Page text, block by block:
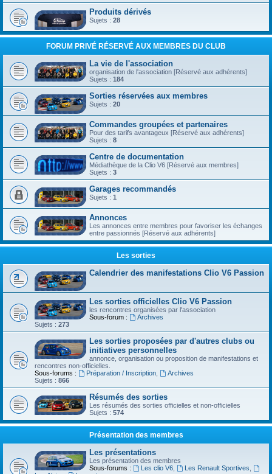
Produits dérivés
Sujets : 28
FORUM PRIVÉ RÉSERVÉ AUX MEMBRES DU CLUB
La vie de l'association
organisation de l'association [Réservé aux adhérents]
Sujets : 184
Sorties réservées aux membres
Sujets : 20
Commandes groupées et partenaires
Pour des tarifs avantageux [Réservé aux adhérents]
Sujets : 8
Centre de documentation
Médiathèque de la Clio V6 [Réservé aux membres]
Sujets : 3
Garages recommandés
Sujets : 1
Annonces
Les annonces entre membres pour favoriser les échanges
entre passionnés [Réservé aux adhérents]
Les sorties
Calendrier des manifestations Clio V6 Passion
Les sorties officielles Clio V6 Passion
les rencontres organisées par l'association
Sous-forum :
Archives
Sujets : 273
Les sorties proposées par d'autres clubs ou
initiatives personnelles
annonce, organisation ou proposition de manifestations et
rencontres non-officielles.
Sous-forums :
Préparation / Inscription,
Archives
Sujets : 866
Résumés des sorties
Les résumés des sorties officielles et non-officielles
Sujets : 574
Présentation des membres
Les présentations
Les présentation des membres
Sous-forums :
Les clio V6, Les Renault Sportives,